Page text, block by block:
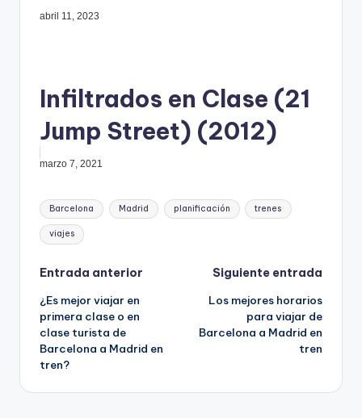
abril 11, 2023
Infiltrados en Clase (21
Jump Street) (2012)
marzo 7, 2021
Etiquetas:
Barcelona Madrid planificación trenes
viajes
Navegación
de
entradas
Entrada anterior
¿Es mejor viajar en
primera clase o en
clase turista de
Barcelona a Madrid en
tren?
Siguiente entrada
Los mejores horarios
para viajar de
Barcelona a Madrid en
tren